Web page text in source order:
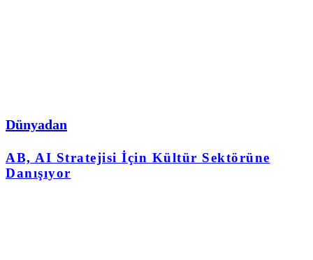
Dünyadan
AB, AI Stratejisi İçin Kültür Sektörüne
Danışıyor